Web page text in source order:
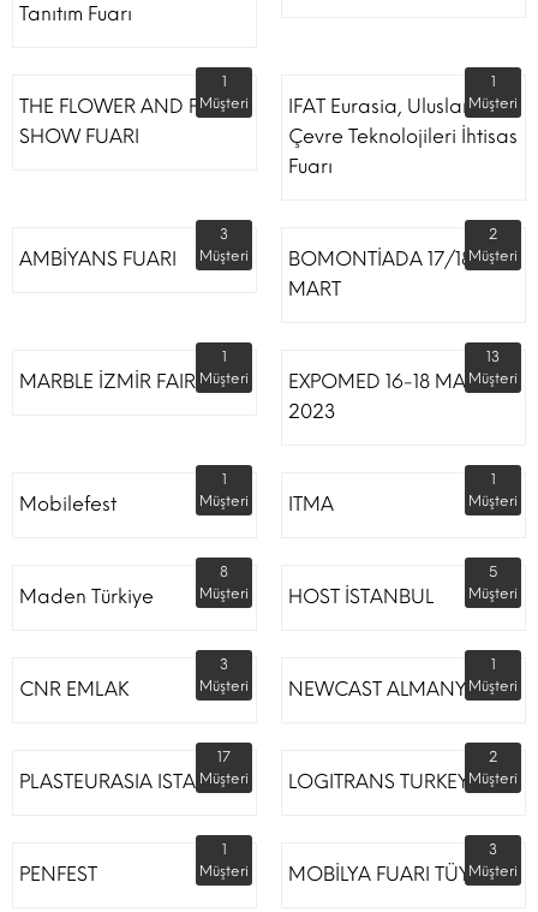
Tanıtım Fuarı
THE FLOWER AND PLANT
SHOW FUARI
1
Müşteri
IFAT Eurasia, Uluslararası
Çevre Teknolojileri İhtisas
Fuarı
1
Müşteri
AMBİYANS FUARI
3
Müşteri
BOMONTİADA 17/18
MART
2
Müşteri
MARBLE İZMİR FAIR
1
Müşteri
EXPOMED 16-18 MART
2023
13
Müşteri
Mobilefest
1
Müşteri
ITMA
1
Müşteri
Maden Türkiye
8
Müşteri
HOST İSTANBUL
5
Müşteri
CNR EMLAK
3
Müşteri
NEWCAST ALMANYA
1
Müşteri
PLASTEURASIA ISTANBUL
17
Müşteri
LOGITRANS TURKEY
2
Müşteri
PENFEST
1
Müşteri
MOBİLYA FUARI TÜYAP
3
Müşteri